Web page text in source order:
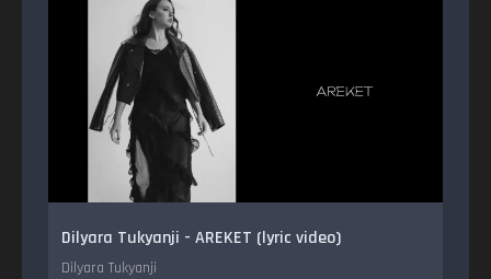
Dilyara Tukyanji - AREKET (lyric video)
Dilyara Tukyanji